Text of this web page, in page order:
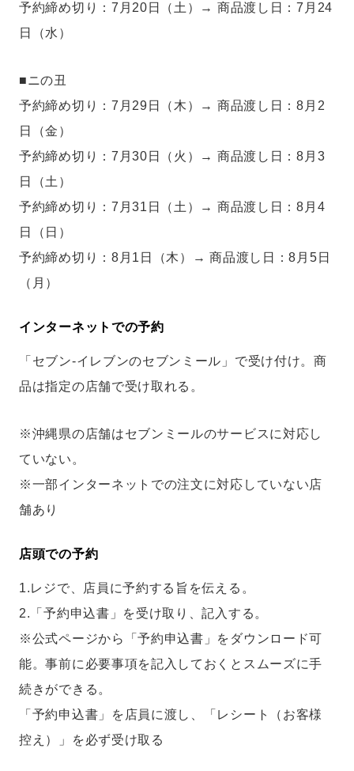
予約締め切り：7月20日（土）→ 商品渡し日：7月24
日（水）
■ニの丑
予約締め切り：7月29日（木）→ 商品渡し日：8月2
日（金）
予約締め切り：7月30日（火）→ 商品渡し日：8月3
日（土）
予約締め切り：7月31日（土）→ 商品渡し日：8月4
日（日）
予約締め切り：8月1日（木）→ 商品渡し日：8月5日
（月）
インターネットでの予約
「セブン‐イレブンのセブンミール」で受け付け。商
品は指定の店舗で受け取れる。
※沖縄県の店舗はセブンミールのサービスに対応し
ていない。
※一部インターネットでの注文に対応していない店
舗あり
店頭での予約
1.レジで、店員に予約する旨を伝える。
2.「予約申込書」を受け取り、記入する。
※公式ページから「予約申込書」をダウンロード可
能。事前に必要事項を記入しておくとスムーズに手
続きができる。
「予約申込書」を店員に渡し、「レシート（お客様
控え）」を必ず受け取る